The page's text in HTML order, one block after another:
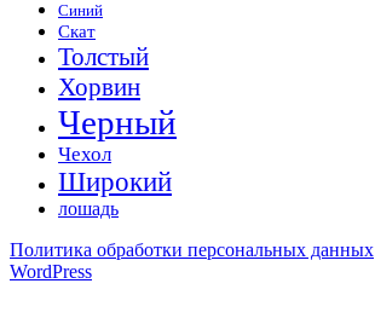
Синий
Скат
Толстый
Хорвин
Черный
Чехол
Широкий
лошадь
Политика обработки персональных данных
WordPress